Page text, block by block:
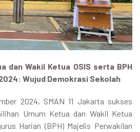
dan Wakil Ketua OSIS serta BPH
Wujud Demokrasi Sekolah
2024, SMAN 11 Jakarta sukses
Umum Ketua dan Wakil Ketua
Harian (BPH) Majelis Perwakilan